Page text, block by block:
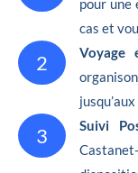
cas et
2 Voyage
3 Suivi